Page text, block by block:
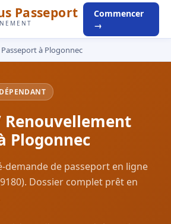
Passeport
Commencer
→
Passeport à Plogonnec
Renouvellement
Plogonnec
demande de passeport en ligne
Dossier complet prêt en